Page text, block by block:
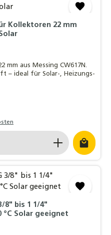
Kollektoren 22 mm
mm aus Messing CW617N.
– ideal für Solar-, Heizungs-
gewünschten Wert
8" bis 1 1/4"
°C Solar geeignet